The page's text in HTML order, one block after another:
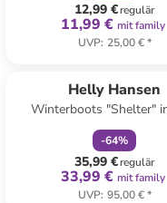
12,99 €regulär
11,99 € mit family
UVP: 25,00 €*
Helly Hansen
Winterboots "Shelter"
-64%
35,99 €regulär
33,99 € mit family
UVP: 95,00 €*